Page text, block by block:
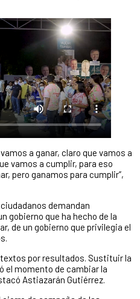
a ganar, claro que vamos a
vamos a cumplir, para eso
pero ganamos para cumplir”,
demandan
gobierno que ha hecho de la
de un gobierno que privilegia el
por resultados. Sustituir la
el momento de cambiar la
Astiazarán Gutiérrez.